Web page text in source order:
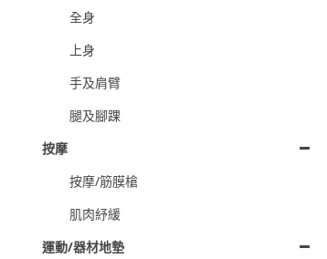
全身
上身
手及肩臂
腿及腳踝
按摩
按摩/筋膜槍
肌肉紓緩
運動/器材地墊